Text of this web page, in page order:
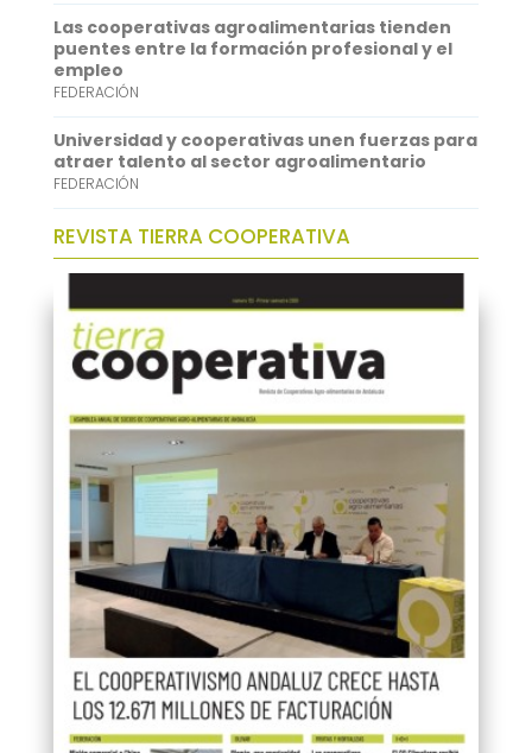
Las cooperativas agroalimentarias tienden
puentes entre la formación profesional y el
empleo
FEDERACIÓN
Universidad y cooperativas unen fuerzas para
atraer talento al sector agroalimentario
FEDERACIÓN
REVISTA TIERRA COOPERATIVA